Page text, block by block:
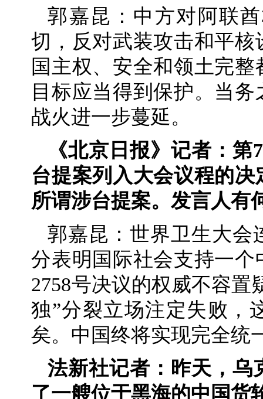
郭嘉昆：中方对阿联
切，反对武装攻击和平
国主权、安全和领土完
目标应当得到保护。当
战火进一步蔓延。
《北京日报》记者：
台提案列入大会议程的
所谓涉台提案。发言人有
郭嘉昆：世界卫生大会
分表明国际社会支持一
2758号决议的权威不容置
独”分裂立场注定失败，
矣。中国终将实现完全统
法新社记者：昨天，乌
了一艘位于黑海的中国货